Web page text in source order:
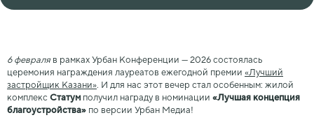
6 февраля в рамках Урбан Конференции — 2026 состоялась
церемония награждения лауреатов ежегодной премии «Лучший
застройщик Казани». И для нас этот вечер стал особенным: жилой
комплекс Статум получил награду в номинации «Лучшая концепция
благоустройства» по версии Урбан Медиа!